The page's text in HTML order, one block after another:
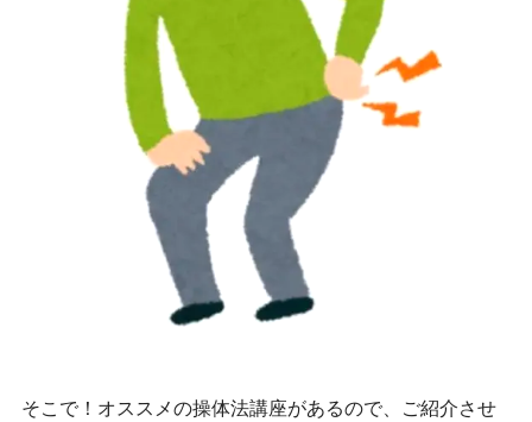
そこで！オススメの操体法講座があるので、ご紹介させ